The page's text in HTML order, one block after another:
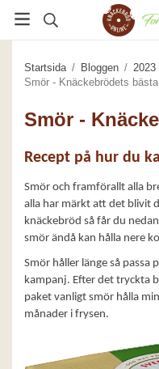
Startsida / Bloggen / 2023
Smör - Knäckebrödets
Smör -
Recept på hur du
Smör och framförallt alla
alla har märkt att det blivit
knäckebröd så får du
smör ändå kan hålla nere
Smör håller länge så
kampanj. Efter det tryckta
paket vanligt smör hålla
månader i frysen.